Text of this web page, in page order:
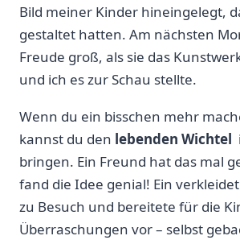
Bild meiner Kinder hineingelegt,
gestaltet⁤ hatten. Am ⁣nächsten
Freude groß, als sie das
und ich es zur Schau stellte.
Wenn du ein bisschen mehr
kannst du den lebenden Wichtel
bringen. Ein Freund hat das mal
fand die Idee⁤ genial! Ein
zu Besuch und bereitete für die
Überraschungen‍ vor – selbst